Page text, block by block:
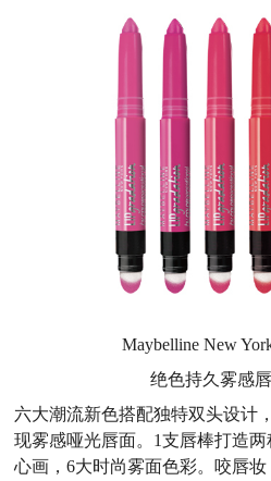
Maybelline New
绝色持久雾感
六大潮流新色搭配独特双头设计
现雾感哑光唇面。1支唇棒打造
心画，6大时尚雾面色彩。咬唇